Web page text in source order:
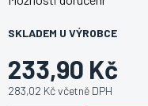
233,90 Kč
283,02 Kč včetně DPH
SKLADEM U VÝROBCE